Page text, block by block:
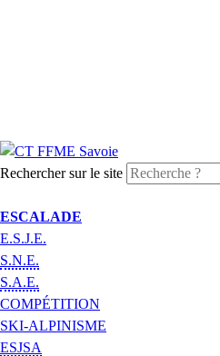
Rechercher sur le site
ESCALADE
E.S.J.E.
S.N.E.
S.A.E.
COMPÉTITION
SKI-ALPINISME
ESJSA